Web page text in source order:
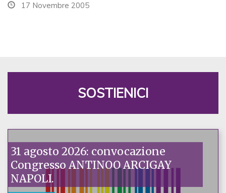
17 Novembre 2005
SOSTIENICI
31 agosto 2026: convocazione
Congresso ANTINOO ARCIGAY
NAPOLI.